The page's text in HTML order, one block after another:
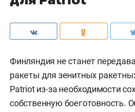
Финляндия не станет
ракеты для зенитных
Patriot из-за необходимости
собственную боеготовность.